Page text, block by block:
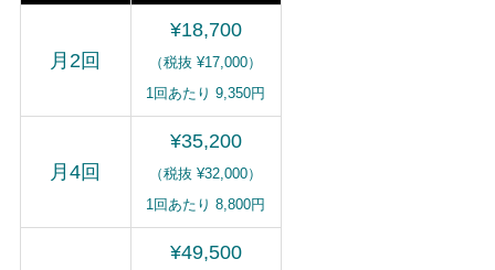
月2回
¥18,700
（税抜 ¥17,000）
1回あたり 9,350円
月4回
¥35,200
（税抜 ¥32,000）
1回あたり 8,800円
¥49,500